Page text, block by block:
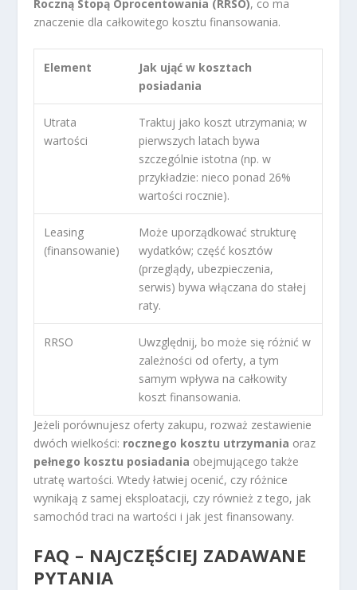
Roczną Stopą Oprocentowania (RRSO), co ma
znaczenie dla całkowitego kosztu finansowania.
Element
Jak ująć w kosztach
posiadania
Utrata
wartości
Traktuj jako koszt utrzymania; w
pierwszych latach bywa
szczególnie istotna (np. w
przykładzie: nieco ponad 26%
wartości rocznie).
Leasing
(finansowanie)
Może uporządkować strukturę
wydatków; część kosztów
(przeglądy, ubezpieczenia,
serwis) bywa włączana do stałej
raty.
RRSO
Uwzględnij, bo może się różnić w
zależności od oferty, a tym
samym wpływa na całkowity
koszt finansowania.
Jeżeli porównujesz oferty zakupu, rozważ zestawienie
dwóch wielkości: rocznego kosztu utrzymania oraz
pełnego kosztu posiadania obejmującego także
utratę wartości. Wtedy łatwiej ocenić, czy różnice
wynikają z samej eksploatacji, czy również z tego, jak
samochód traci na wartości i jak jest finansowany.
FAQ – NAJCZĘŚCIEJ ZADAWANE
PYTANIA